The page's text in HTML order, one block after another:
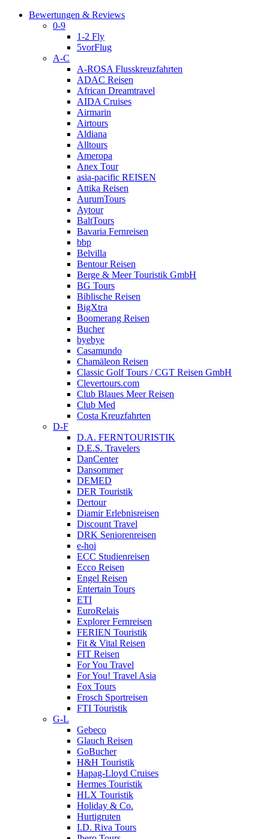
Bewertungen & Reviews
0-9
1-2 Fly
5vorFlug
A-C
A-ROSA Flusskreuzfahrten
ADAC Reisen
African Dreamtravel
AIDA Cruises
Airmarin
Airtours
Aldiana
Alltours
Ameropa
Anex Tour
asia-pacific REISEN
Attika Reisen
AurumTours
Aytour
BaltTours
Bavaria Fernreisen
bbp
Belvilla
Bentour Reisen
Berge & Meer Touristik GmbH
BG Tours
Biblische Reisen
BigXtra
Boomerang Reisen
Bucher
byebye
Casamundo
Chamäleon Reisen
Classic Golf Tours / CGT Reisen GmbH
Clevertours.com
Club Blaues Meer Reisen
Club Med
Costa Kreuzfahrten
D-F
D.A. FERNTOURISTIK
D.E.S. Travelers
DanCenter
Dansommer
DEMED
DER Touristik
Dertour
Diamir Erlebnisreisen
Discount Travel
DRK Seniorenreisen
e-hoi
ECC Studienreisen
Ecco Reisen
Engel Reisen
Entertain Tours
ETI
EuroRelais
Explorer Fernreisen
FERIEN Touristik
Fit & Vital Reisen
FIT Reisen
For You Travel
For You! Travel Asia
Fox Tours
Frosch Sportreisen
FTI Touristik
G-L
Gebeco
Glauch Reisen
GoBucher
H&H Touristik
Hapag-Lloyd Cruises
Hermes Touristik
HLX Touristik
Holiday & Co.
Hurtigruten
I.D. Riva Tours